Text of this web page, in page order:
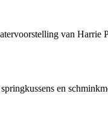
van Harrie
en